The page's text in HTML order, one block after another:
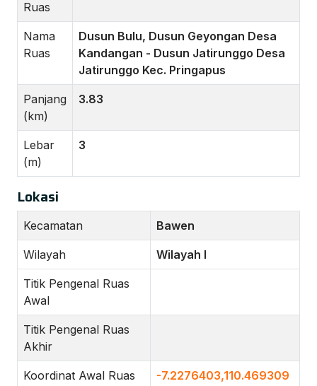
Ruas
Nama
Ruas
Dusun Bulu, Dusun Geyongan Desa
Kandangan - Dusun Jatirunggo Desa
Jatirunggo Kec. Pringapus
Panjang
(km)
3.83
Lebar
(m)
3
Lokasi
Kecamatan Bawen
Wilayah Wilayah I
Titik Pengenal Ruas
Awal
Titik Pengenal Ruas
Akhir
Koordinat Awal Ruas -7.2276403,110.469309